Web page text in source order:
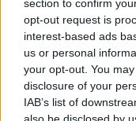
section to confirm
opt-out request is
interest-based ads
us or personal
your opt-out. You
disclosure of your
IAB’s list of
also be disclosed by
ARTIGOS